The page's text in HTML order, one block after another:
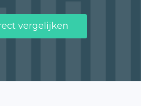
vergelijken